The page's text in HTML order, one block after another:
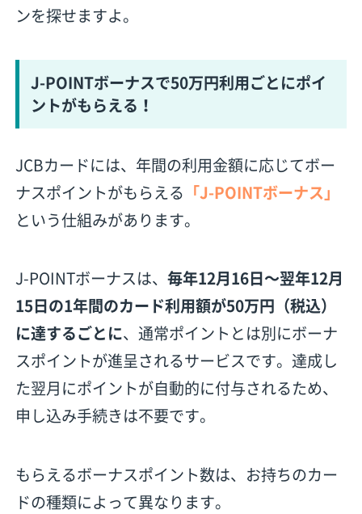
ンを探せますよ。
J-POINTボーナスで50万円利用ごとにポイ
ントがもらえる！
JCBカードには、年間の利用金額に応じてボー
ナスポイントがもらえる 「J-POINTボーナス」
という仕組みがあります。
J-POINTボーナスは、毎年12月16日〜翌年12月
15日の1年間のカード利用額が50万円（税込）
に達するごとに、通常ポイントとは別にボーナ
スポイントが進呈されるサービスです。達成し
た翌月にポイントが自動的に付与されるため、
申し込み手続きは不要です。
もらえるボーナスポイント数は、お持ちのカー
ドの種類によって異なります。